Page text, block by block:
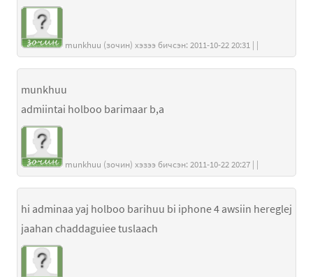
munkhuu (зочин) хэзээ бичсэн: 2011-10-22 20:31 | |
munkhuu
admiintai holboo barimaar b,a
munkhuu (зочин) хэзээ бичсэн: 2011-10-22 20:27 | |
hi adminaa yaj holboo barihuu bi iphone 4 awsiin hereglej
jaahan chaddaguiee tuslaach